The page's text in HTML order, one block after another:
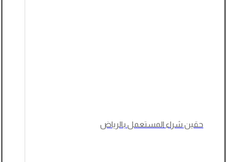
حقين شراء المستعمل بالرياض